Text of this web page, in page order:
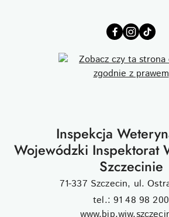
Inspekcja
Wojewódzki Inspektorat
Szczecinie
71-337 Szczecin, ul.
tel.: 91 48 98 200